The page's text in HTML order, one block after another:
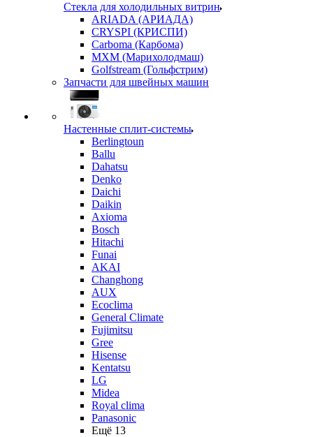
Стекла для холодильных витрин
ARIADA (АРИАДА)
CRYSPI (КРИСПИ)
Carboma (Карбома)
MXM (Марихолодмаш)
Golfstream (Гольфстрим)
Запчасти для швейных машин
Настенные сплит-системы
Berlingtoun
Ballu
Dahatsu
Denko
Daichi
Daikin
Axioma
Bosch
Hitachi
Funai
AKAI
Changhong
AUX
Ecoclima
General Climate
Fujimitsu
Gree
Hisense
Kentatsu
LG
Midea
Royal clima
Panasonic
Ещё 13